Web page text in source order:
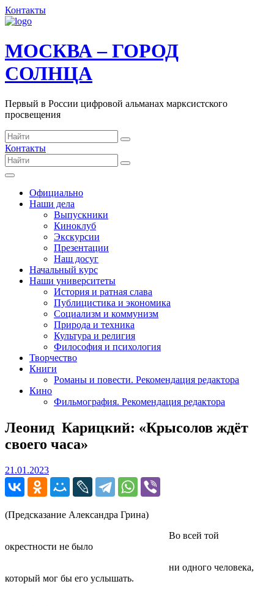
Контакты
МОСКВА – ГОРОД
СОЛНЦА
Первый в России цифровой альманах марксистского
просвещения
Контакты
Официально
Наши дела
Выпускники
Киноклуб
Экскурсии
Презентации
Наш досуг
Начальный курс
Наши университеты
История и ратная слава
Публицистика и экономика
Социализм и коммунизм
Природа и техника
Культура и религия
Философия и психология
Творчество
Книги
Романы и повести. Рекомендация редактора
Кино
Фильмография. Рекомендация редактора
Леонид Карицкий: «Крысолов ждёт
своего часа»
21.01.202321.01.2023
(Предсказание Александра Грина)
Во всей той
окрестности не было
ни одного человека,
который мог бы его услышать.